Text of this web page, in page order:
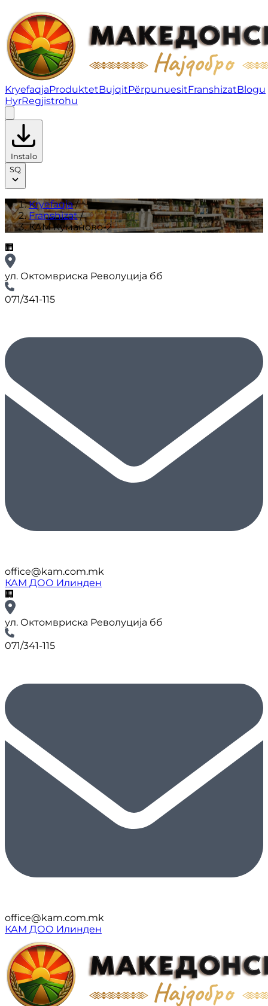
КАМ Куманово-2 | Franshizat
KryefaqjaProduktetBujqitPërpunuesitFranshizatBlogu
HyrRegjistrohu
Instalo
SQ
Kryefaqja/
Franshizat/
КАМ Куманово-2
🏢
ул. Октомвриска Револуција бб
071/341-115
office@kam.com.mk
КАМ ДОО Илинден
🏢
ул. Октомвриска Револуција бб
071/341-115
office@kam.com.mk
КАМ ДОО Илинден